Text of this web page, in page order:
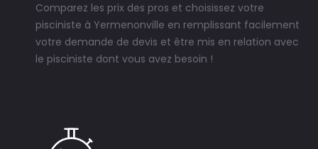
Comparez les prix des pros et choisissez votre
pisciniste à Yermenonville en remplissant facilement
votre demande de devis et être mis en relation avec
le pisciniste dont vous avez besoin !